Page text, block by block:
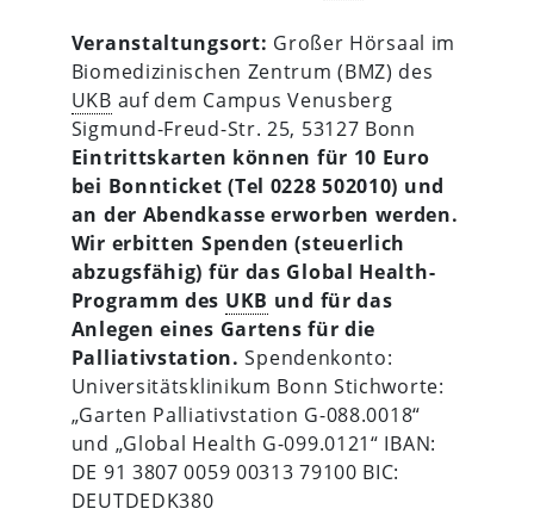
Veranstaltungsort: Großer Hörsaal im
Biomedizinischen Zentrum (BMZ) des
UKB auf dem Campus Venusberg
Sigmund-Freud-Str. 25, 53127 Bonn
Eintrittskarten können für 10 Euro
bei Bonnticket (Tel 0228 502010) und
an der Abendkasse erworben werden.
Wir erbitten Spenden (steuerlich
abzugsfähig) für das Global Health-
Programm des UKB und für das
Anlegen eines Gartens für die
Palliativstation. Spendenkonto:
Universitätsklinikum Bonn Stichworte:
„Garten Palliativstation G-088.0018“
und „Global Health G-099.0121“ IBAN:
DE 91 3807 0059 00313 79100 BIC:
DEUTDEDK380